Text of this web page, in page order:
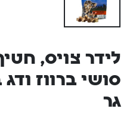
לידר צויס,
גר